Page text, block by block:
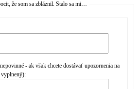
že som sa zbláznil. Stalo sa mi…
- ak však chcete dostávať upozornenia na